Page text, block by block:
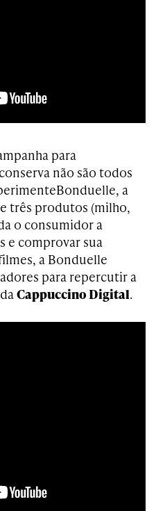
para
não são todos
a
três produtos (milho,
o consumidor a
e comprovar sua
a Bonduelle
para repercutir a
Cappuccino Digital.